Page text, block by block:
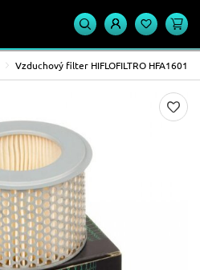
Vzduchový filter HIFLOFILTRO HFA1601